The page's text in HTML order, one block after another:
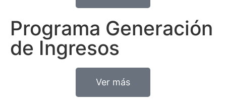
Programa Generación
de Ingresos
Ver más